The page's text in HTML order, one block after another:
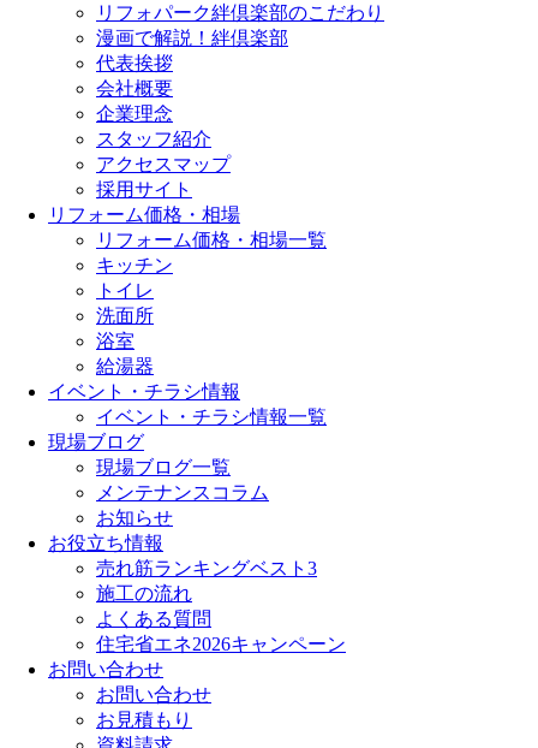
リフォパーク絆倶楽部のこだわり
漫画で解説！絆倶楽部
代表挨拶
会社概要
企業理念
スタッフ紹介
アクセスマップ
採用サイト
リフォーム価格・相場
リフォーム価格・相場一覧
キッチン
トイレ
洗面所
浴室
給湯器
イベント・チラシ情報
イベント・チラシ情報一覧
現場ブログ
現場ブログ一覧
メンテナンスコラム
お知らせ
お役立ち情報
売れ筋ランキングベスト3
施工の流れ
よくある質問
住宅省エネ2026キャンペーン
お問い合わせ
お問い合わせ
お見積もり